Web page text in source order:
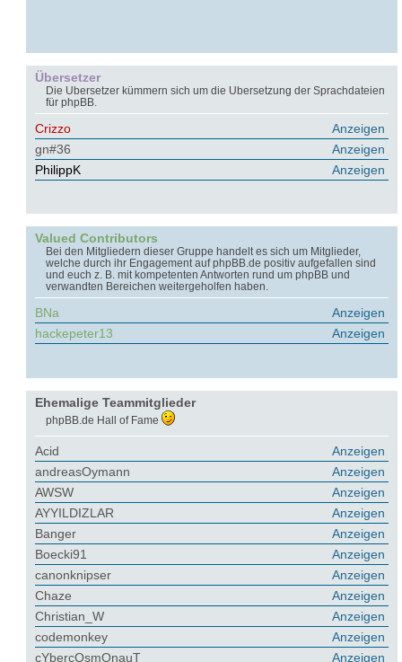
Übersetzer
Die Übersetzer kümmern sich um die Übersetzung der Sprachdateien
für phpBB.
Anzeigen
Crizzo
Anzeigen
gn#36
Anzeigen
PhilippK
Valued Contributors
Bei den Mitgliedern dieser Gruppe handelt es sich um Mitglieder,
welche durch ihr Engagement auf phpBB.de positiv aufgefallen sind
und euch z. B. mit kompetenten Antworten rund um phpBB und
verwandten Bereichen weitergeholfen haben.
Anzeigen
BNa
Anzeigen
hackepeter13
Ehemalige Teammitglieder
phpBB.de Hall of Fame
Anzeigen
Acid
Anzeigen
andreasOymann
Anzeigen
AWSW
Anzeigen
AYYILDIZLAR
Anzeigen
Banger
Anzeigen
Boecki91
Anzeigen
canonknipser
Anzeigen
Chaze
Anzeigen
Christian_W
Anzeigen
codemonkey
Anzeigen
cYbercOsmOnauT